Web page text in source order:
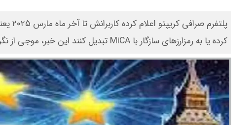
کرده یا به رمزارز‌های سازگار با MiCA تبدیل کنند این خبر، موجی از نگرانی و استرس را میان دارندگان رمزارز تتر در ایران ایجاد کرده است.